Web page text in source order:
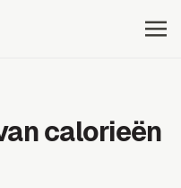
calorieën